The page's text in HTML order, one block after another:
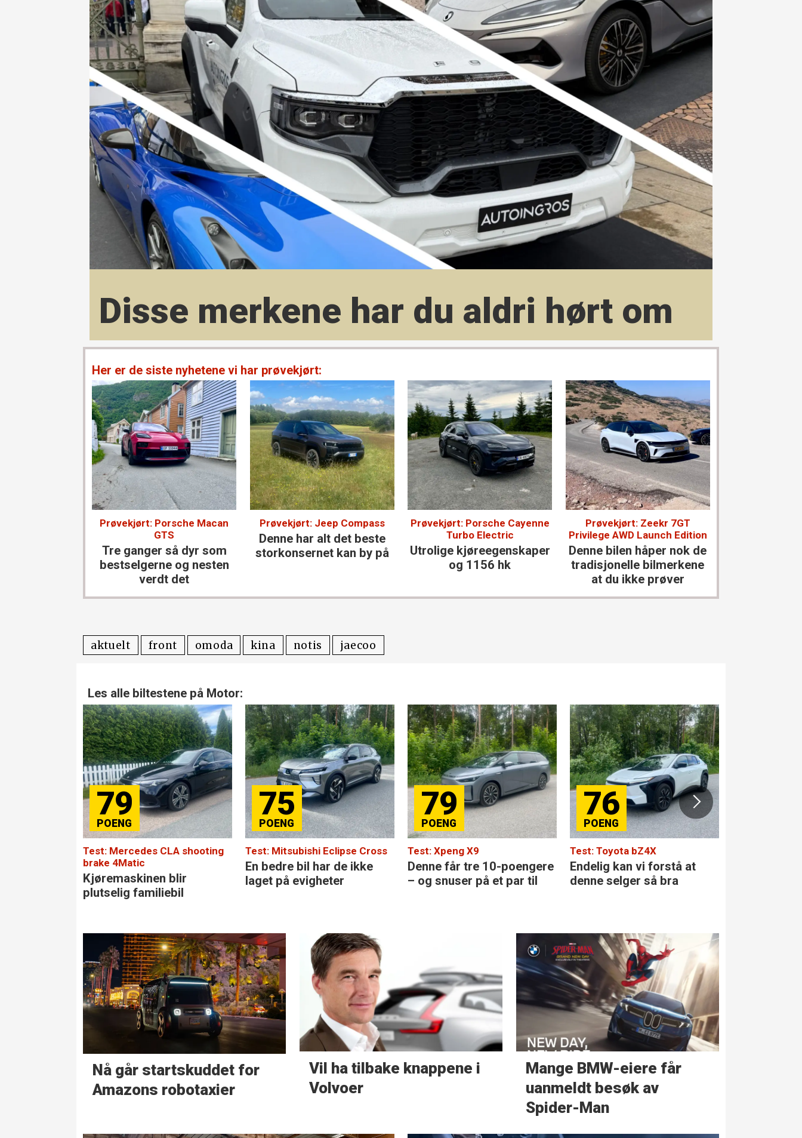
Disse merkene har du aldri hørt om
Her er de siste nyhetene vi har prøvekjørt:
Prøvekjørt: Porsche Macan
GTS
Tre ganger så dyr som
bestselgerne og nesten
verdt det
Prøvekjørt: Jeep Compass
Denne har alt det beste
storkonsernet kan by på
Prøvekjørt: Porsche Cayenne
Turbo Electric
Utrolige kjøre­egenskaper
og 1156 hk
Prøvekjørt: Zeekr 7GT
Privilege AWD Launch Edition
Denne bilen håper nok de
tradisjonelle bilmerkene
at du ikke prøver
aktuelt front omoda kina notis jaecoo
Les alle biltestene på Motor:
79
Test: Mercedes CLA shooting
brake 4Matic
Kjøremaskinen blir
plutselig familiebil
75
Test: Mitsubishi Eclipse Cross
En bedre bil har de ikke
laget på evigheter
79
Test: Xpeng X9
Denne får tre 10-poengere
– og snuser på et par til
76
Test: Toyota bZ4X
Endelig kan vi forstå at
denne selger så bra
Nå går start­skuddet for
Amazons robotaxier
Vil ha tilbake knappene i
Volvoer
Mange BMW-eiere får
uanmeldt besøk av
Spider-Man